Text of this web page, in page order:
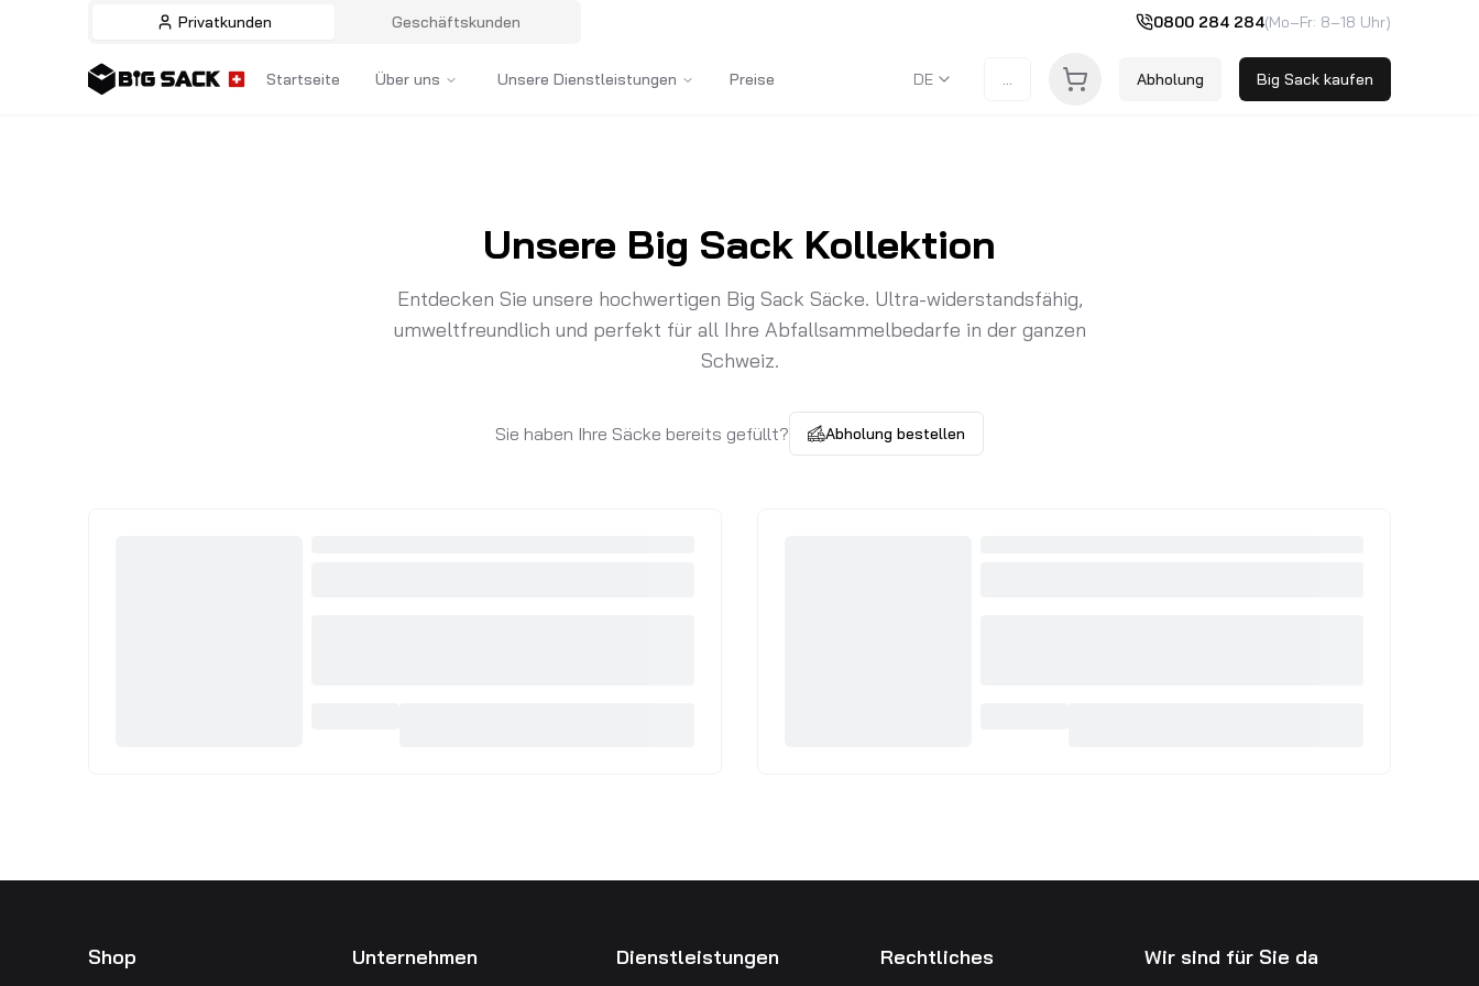
Privatkunden Geschäftskunden 0800 284 284(Mo–Fr: 8–18 Uhr)
Startseite Über uns Unsere Dienstleistungen Preise DE ... Abholung Big Sack kaufen
Unsere Big Sack Kollektion
Entdecken Sie unsere hochwertigen Big Sack Säcke. Ultra-widerstandsfähig,
umweltfreundlich und perfekt für all Ihre Abfallsammelbedarfe in der ganzen
Schweiz.
Sie haben Ihre Säcke bereits gefüllt? Abholung bestellen
Shop Unternehmen Dienstleistungen Rechtliches Wir sind für Sie da